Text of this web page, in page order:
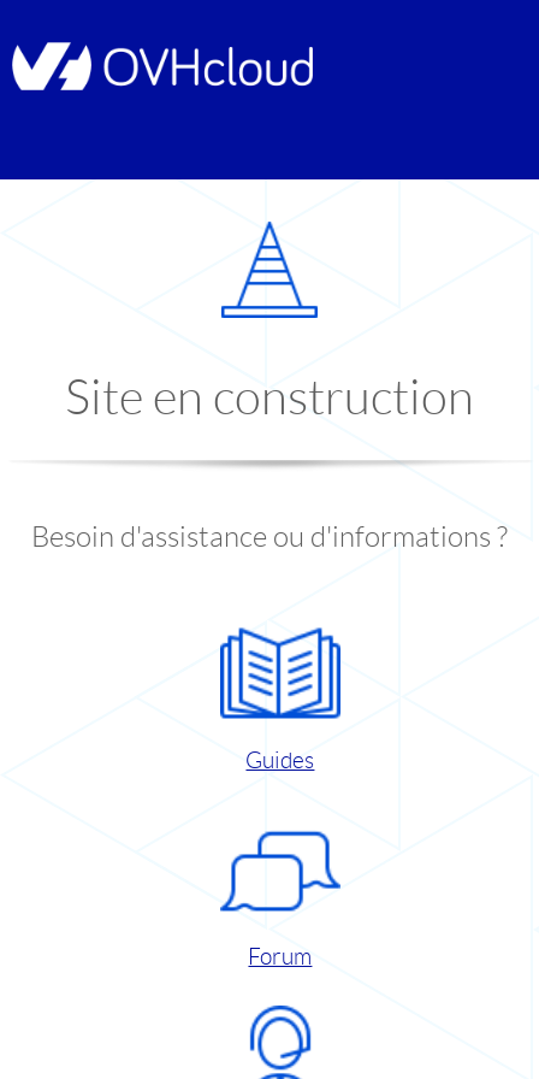
Site en construction
Besoin d'assistance ou d'informations ?
Guides
Forum